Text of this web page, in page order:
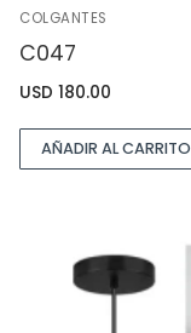
COLGANTES
C047
USD 180.00
AÑADIR AL CARRITO